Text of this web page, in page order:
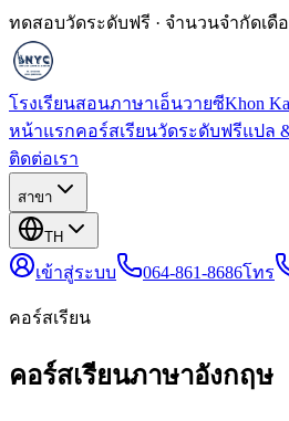
ทดสอบวัดระดับฟรี · จำนวนจำกัดเดื
โรงเรียนสอนภาษาเอ็นวายซีKhon
หน้าแรกคอร์สเรียนวัดระดับฟรีแปล
ติดต่อเรา
สาขา
TH
เข้าสู่ระบบ 064-861-8686โทร
คอร์สเรียน
คอร์สเรียนภาษาอังกฤษ